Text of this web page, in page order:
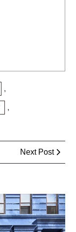
,
,
Next Post
Next
Post
Up